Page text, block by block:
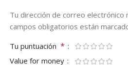
Tu dirección de correo electrónico
campos obligatorios están
Tu puntuación *
Value for money